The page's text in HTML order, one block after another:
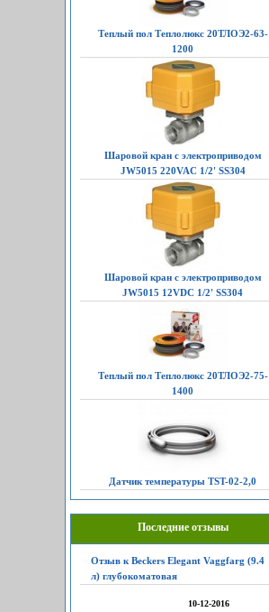
Теплый пол Теплолюкс 20ТЛОЭ2-63-
1200
Шаровой кран с электроприводом
JW5015 220VAC 1/2' SS304
Шаровой кран с электроприводом
JW5015 12VDC 1/2' SS304
Теплый пол Теплолюкс 20ТЛОЭ2-75-
1400
Датчик температуры TST-02-2,0
Последние отзывы
Отзыв к Beckers Elegant Vaggfarg (9.4
л) глубокоматовая
10-12-2016